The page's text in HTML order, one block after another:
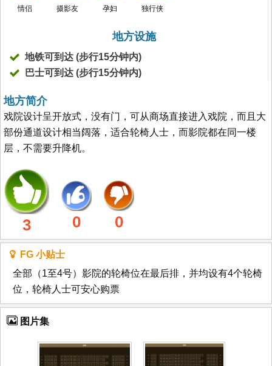
情侣 摄影友 孕妇 独行侠
地方设施
地铁可到达 (步行15分钟内)
巴士可到达 (步行15分钟内)
地方简介
戏院设计呈开放式，没有门，可从商场直接进入戏院，而且大
部份通道设计相当阔落，适合轮椅人士，而影院都在同一楼
层，不需要升降机。
3 0 0
FG 小贴士
全部（1至4号）影院的轮椅位在最后排，并均设有4个轮椅
位，轮椅人士可安心购票
图片集